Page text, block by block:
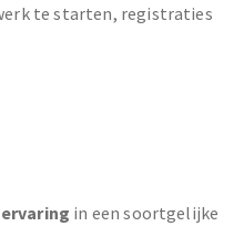
te starten, registraties
in een soortgelijke